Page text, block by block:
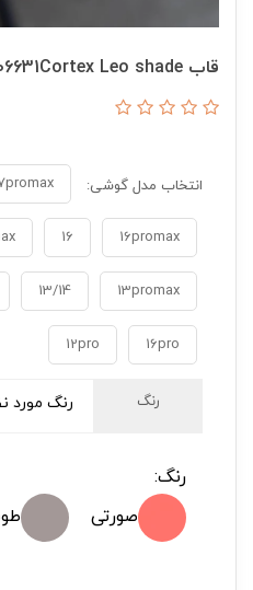
قاب C006631Cortex Leo shade
انتخاب مدل گوشی:
16promax
16
13promax
13/14
16pro
12pro
رنگ رنگ مورد
رنگ:
صورتی